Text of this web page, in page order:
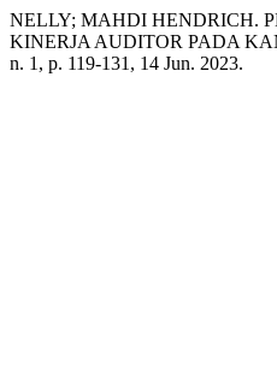
NELLY; MAHDI HENDRICH.
KINERJA AUDITOR PADA
n. 1, p. 119-131, 14 Jun. 2023.